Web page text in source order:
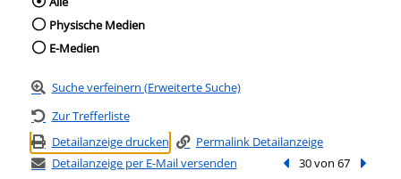
Wählen Sie die Medienart nach der Sie
Physische Medien
E-Medien
Suche verfeinern (Erweiterte Suche)
Zur Trefferliste
Detailanzeige drucken
Permalink Detailanzeige
Detailanzeige per E-Mail versenden
Vorheriger Treffer
30 von 67